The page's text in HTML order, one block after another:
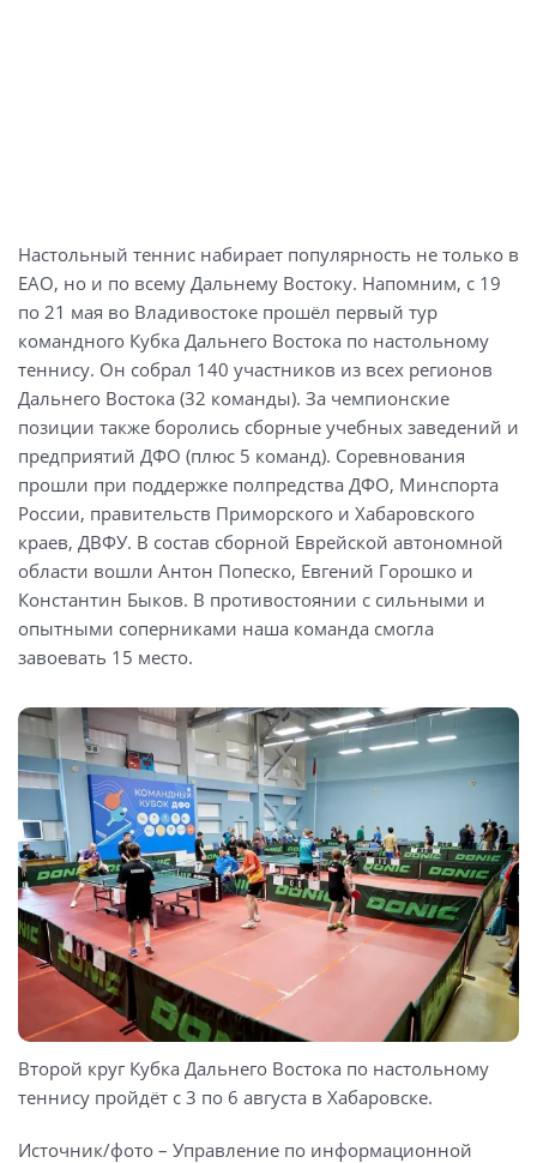
Настольный теннис набирает популярность не только в
ЕАО, но и по всему Дальнему Востоку. Напомним, с 19
по 21 мая во Владивостоке прошёл первый тур
командного Кубка Дальнего Востока по настольному
теннису. Он собрал 140 участников из всех регионов
Дальнего Востока (32 команды). За чемпионские
позиции также боролись сборные учебных заведений и
предприятий ДФО (плюс 5 команд). Соревнования
прошли при поддержке полпредства ДФО, Минспорта
России, правительств Приморского и Хабаровского
краев, ДВФУ. В состав сборной Еврейской автономной
области вошли Антон Попеско, Евгений Горошко и
Константин Быков. В противостоянии с сильными и
опытными соперниками наша команда смогла
завоевать 15 место.
Второй круг Кубка Дальнего Востока по настольному
теннису пройдёт с 3 по 6 августа в Хабаровске.
Источник/фото – Управление по информационной